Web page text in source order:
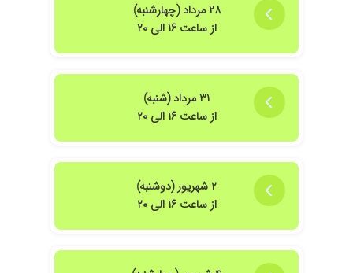
۲۸ مرداد (چهارشنبه)
از ساعت ۱۶ الی ۲۰
۳۱ مرداد (شنبه)
از ساعت ۱۶ الی ۲۰
۲ شهریور (دوشنبه)
از ساعت ۱۶ الی ۲۰